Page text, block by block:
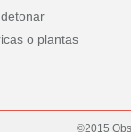
o plantas
©2015